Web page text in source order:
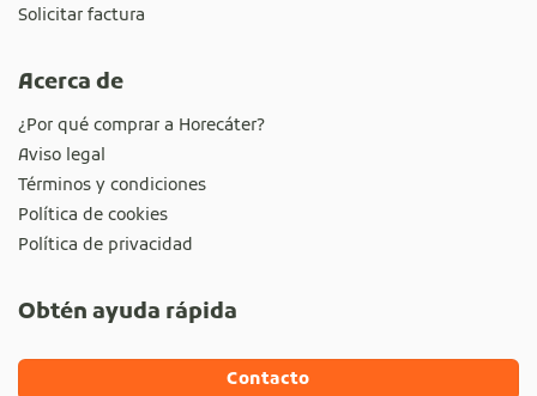
Solicitar factura
Acerca de
¿Por qué comprar a Horecáter?
Aviso legal
Términos y condiciones
Política de cookies
Política de privacidad
Obtén ayuda rápida
Contacto